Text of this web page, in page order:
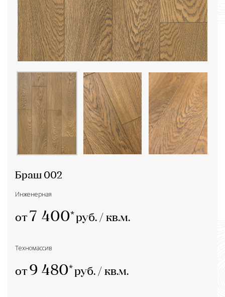
Браш 002
Инженерная
от7 400 руб. / кв.м.
Техномассив
от9 480 руб. / кв.м.